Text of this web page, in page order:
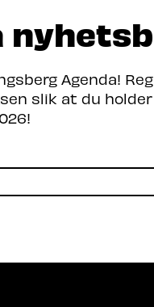
Agenda!
slik at du